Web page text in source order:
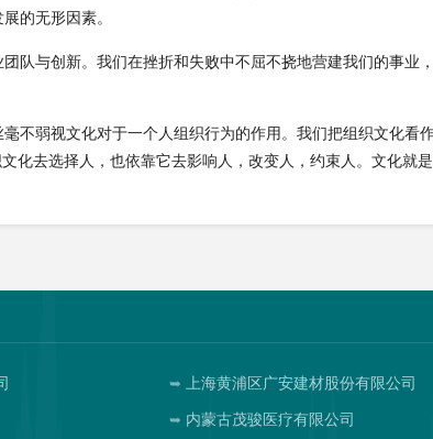
的无形因素。
队与创新。我们在挫折和失败中不屈不挠地营建我们的事
不弱视文化对于一个人组织行为的作用。我们把组织文化看
去选择人，也依靠它去影响人，改变人，约束人。文化就是
上海黄浦区广安建材股份有限公司
内蒙古茂骏医疗有限公司